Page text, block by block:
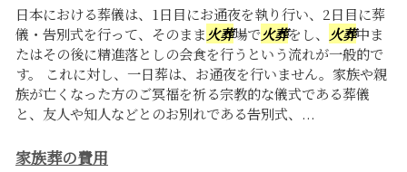
日本における葬儀は、1日目にお通夜を執り行い、2日目に葬
儀・告別式を行って、そのまま 火葬場で火葬をし、 火葬中ま
たはその後に精進落としの会食を行うという流れが一般的で
す。 これに対し、一日葬は、お通夜を行いません。家族や親
族が亡くなった方のご冥福を祈る宗教的な儀式である葬儀
と、友人や知人などとのお別れである告別式、...
家族葬の費用